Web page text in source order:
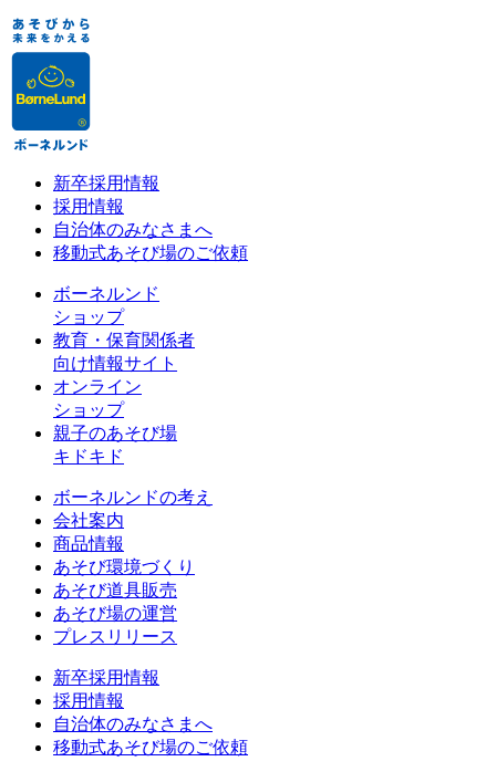
新卒採用情報
採用情報
自治体のみなさまへ
移動式あそび場のご依頼
ボーネルンド
ショップ
教育・保育関係者
向け情報サイト
オンライン
ショップ
親子のあそび場
キドキド
ボーネルンドの考え
会社案内
商品情報
あそび環境づくり
あそび道具販売
あそび場の運営
プレスリリース
新卒採用情報
採用情報
自治体のみなさまへ
移動式あそび場のご依頼